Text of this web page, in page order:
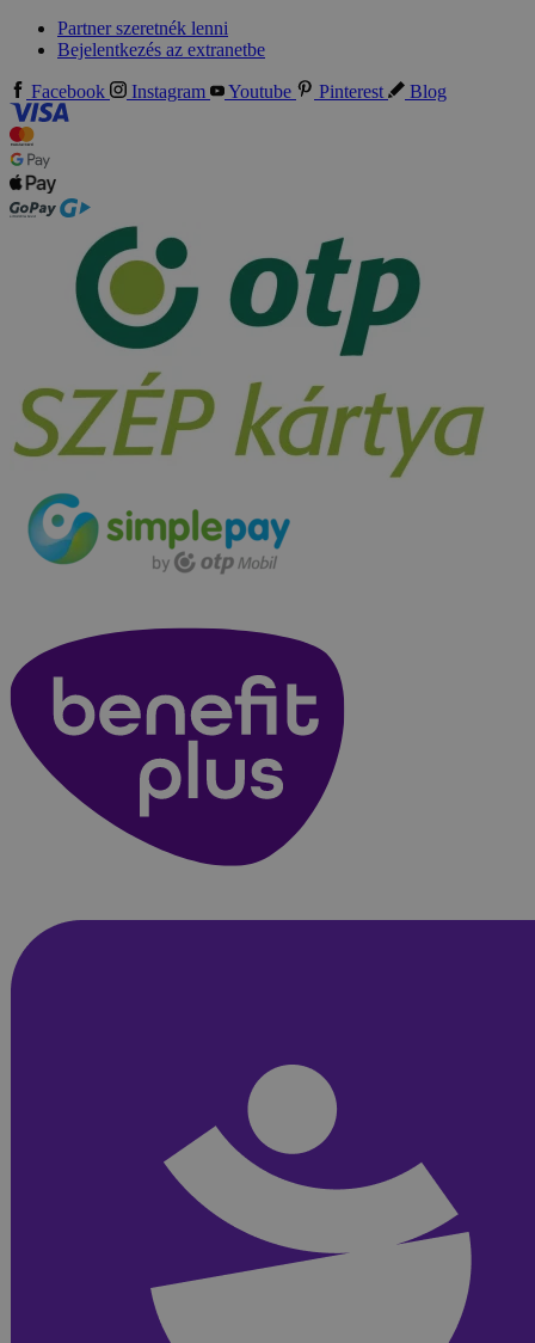
Partner szeretnék lenni
Bejelentkezés az extranetbe
Facebook Instagram Youtube Pinterest Blog